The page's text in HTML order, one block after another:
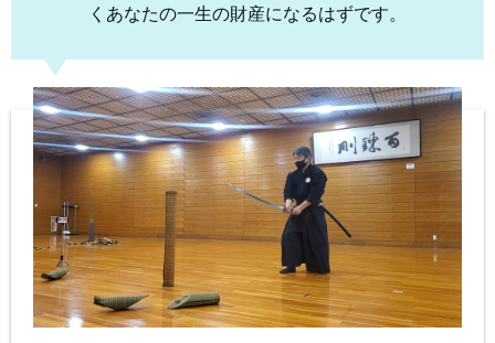
くあなたの一生の財産になるはずです。